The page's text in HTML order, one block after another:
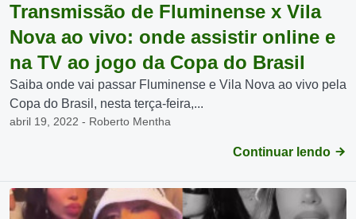
Transmissão de Fluminense x Vila
Nova ao vivo: onde assistir online e
na TV ao jogo da Copa do Brasil
Saiba onde vai passar Fluminense e Vila Nova ao vivo pela
Copa do Brasil, nesta terça-feira,...
abril 19, 2022 - Roberto Mentha
Continuar lendo